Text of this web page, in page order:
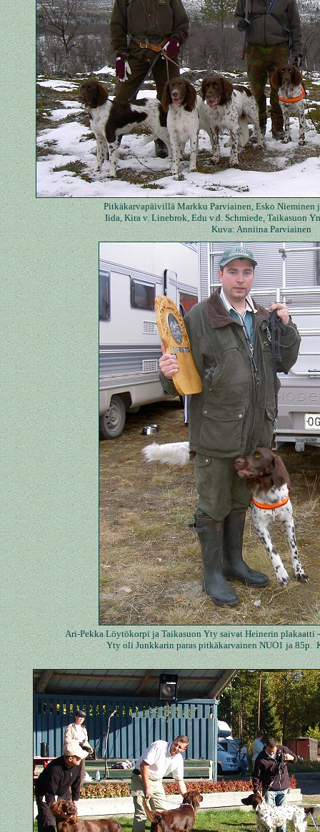
Pitkäkarvapäivillä Markku Parviainen, Esko Nieminen
Iida, Kira v. Linebrok, Edu v.d. Schmiede, Taikasuon
Kuva: Anniina Parviainen
Ari-Pekka Löytökorpi ja Taikasuon Yty saivat Heinerin
Yty oli Junkkarin paras pitkäkarvainen NUO1 ja 85p.